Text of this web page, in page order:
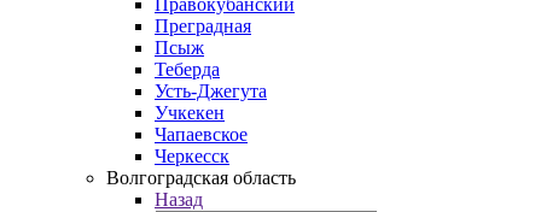
Правокубанский
Преградная
Псыж
Теберда
Усть-Джегута
Учкекен
Чапаевское
Черкесск
Волгоградская область
Назад